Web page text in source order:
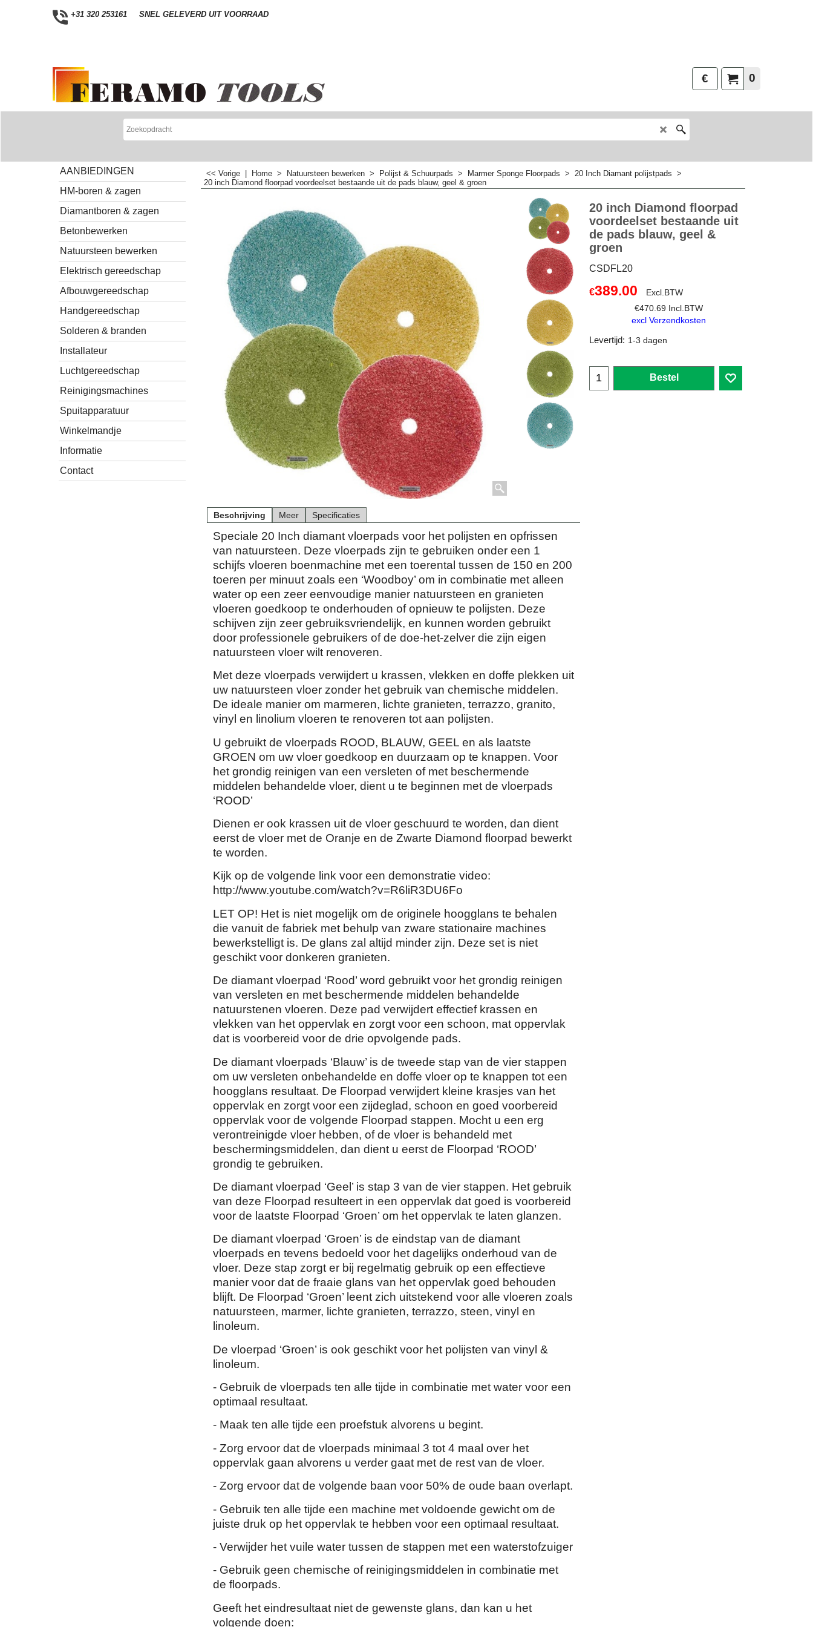
+31 320 253161 SNEL GELEVERD UIT VOORRAAD
0
€
AANBIEDINGEN
HM-boren & zagen
Diamantboren & zagen
Betonbewerken
Natuursteen bewerken
Elektrisch gereedschap
Afbouwgereedschap
Handgereedschap
Solderen & branden
Installateur
Luchtgereedschap
Reinigingsmachines
Spuitapparatuur
Winkelmandje
Informatie
Contact
<< Vorige Home > Natuursteen bewerken > Polijst & Schuurpads > Marmer Sponge Floorpads > 20 Inch Diamant polijstpads >
20 inch Diamond floorpad voordeelset bestaande uit de pads blauw, geel & groen
20 inch Diamond floorpad
voordeelset bestaande uit
de pads blauw, geel &
groen
CSDFL20
€389.00
Excl.BTW
€470.69 Incl.BTW
excl Verzendkosten
Levertijd: 1-3 dagen
Bestel
Beschrijving Meer Specificaties
Speciale 20 Inch diamant vloerpads voor het polijsten en opfrissen
van natuursteen. Deze vloerpads zijn te gebruiken onder een 1
schijfs vloeren boenmachine met een toerental tussen de 150 en 200
toeren per minuut zoals een ‘Woodboy’ om in combinatie met alleen
water op een zeer eenvoudige manier natuursteen en granieten
vloeren goedkoop te onderhouden of opnieuw te polijsten. Deze
schijven zijn zeer gebruiksvriendelijk, en kunnen worden gebruikt
door professionele gebruikers of de doe-het-zelver die zijn eigen
natuursteen vloer wilt renoveren.
Met deze vloerpads verwijdert u krassen, vlekken en doffe plekken uit
uw natuursteen vloer zonder het gebruik van chemische middelen.
De ideale manier om marmeren, lichte granieten, terrazzo, granito,
vinyl en linolium vloeren te renoveren tot aan polijsten.
U gebruikt de vloerpads ROOD, BLAUW, GEEL en als laatste
GROEN om uw vloer goedkoop en duurzaam op te knappen. Voor
het grondig reinigen van een versleten of met beschermende
middelen behandelde vloer, dient u te beginnen met de vloerpads
‘ROOD’
Dienen er ook krassen uit de vloer geschuurd te worden, dan dient
eerst de vloer met de Oranje en de Zwarte Diamond floorpad bewerkt
te worden.
Kijk op de volgende link voor een demonstratie video:
http://www.youtube.com/watch?v=R6liR3DU6Fo
LET OP! Het is niet mogelijk om de originele hoogglans te behalen
die vanuit de fabriek met behulp van zware stationaire machines
bewerkstelligt is. De glans zal altijd minder zijn. Deze set is niet
geschikt voor donkeren granieten.
De diamant vloerpad ‘Rood’ word gebruikt voor het grondig reinigen
van versleten en met beschermende middelen behandelde
natuurstenen vloeren. Deze pad verwijdert effectief krassen en
vlekken van het oppervlak en zorgt voor een schoon, mat oppervlak
dat is voorbereid voor de drie opvolgende pads.
De diamant vloerpads ‘Blauw’ is de tweede stap van de vier stappen
om uw versleten onbehandelde en doffe vloer op te knappen tot een
hoogglans resultaat. De Floorpad verwijdert kleine krasjes van het
oppervlak en zorgt voor een zijdeglad, schoon en goed voorbereid
oppervlak voor de volgende Floorpad stappen. Mocht u een erg
verontreinigde vloer hebben, of de vloer is behandeld met
beschermingsmiddelen, dan dient u eerst de Floorpad ‘ROOD’
grondig te gebruiken.
De diamant vloerpad ‘Geel’ is stap 3 van de vier stappen. Het gebruik
van deze Floorpad resulteert in een oppervlak dat goed is voorbereid
voor de laatste Floorpad ‘Groen’ om het oppervlak te laten glanzen.
De diamant vloerpad ‘Groen’ is de eindstap van de diamant
vloerpads en tevens bedoeld voor het dagelijks onderhoud van de
vloer. Deze stap zorgt er bij regelmatig gebruik op een effectieve
manier voor dat de fraaie glans van het oppervlak goed behouden
blijft. De Floorpad ‘Groen’ leent zich uitstekend voor alle vloeren zoals
natuursteen, marmer, lichte granieten, terrazzo, steen, vinyl en
linoleum.
De vloerpad ‘Groen’ is ook geschikt voor het polijsten van vinyl &
linoleum.
- Gebruik de vloerpads ten alle tijde in combinatie met water voor een
optimaal resultaat.
- Maak ten alle tijde een proefstuk alvorens u begint.
- Zorg ervoor dat de vloerpads minimaal 3 tot 4 maal over het
oppervlak gaan alvorens u verder gaat met de rest van de vloer.
- Zorg ervoor dat de volgende baan voor 50% de oude baan overlapt.
- Gebruik ten alle tijde een machine met voldoende gewicht om de
juiste druk op het oppervlak te hebben voor een optimaal resultaat.
- Verwijder het vuile water tussen de stappen met een waterstofzuiger
- Gebruik geen chemische of reinigingsmiddelen in combinatie met
de floorpads.
Geeft het eindresultaat niet de gewenste glans, dan kan u het
volgende doen: